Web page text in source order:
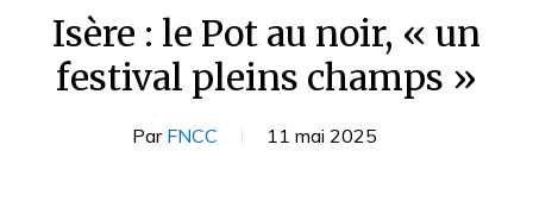
Isère : le Pot au noir, « un
festival pleins champs »
Par FNCC 11 mai 2025